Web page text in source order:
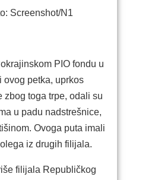
Screenshot/N1
PIO fondu u
ovog petka, uprkos
zbog toga trpe, odali su
u padu nadstrešnice,
Ovoga puta imali
iz drugih filijala.
filijala Republičkog